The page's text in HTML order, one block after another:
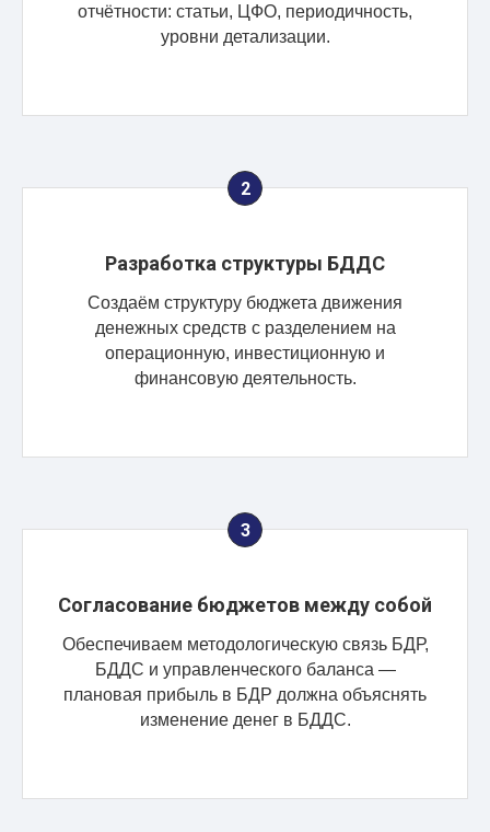
отчётности: статьи, ЦФО, периодичность,
уровни детализации.
Разработка структуры БДДС
Создаём структуру бюджета движения
денежных средств с разделением на
операционную, инвестиционную и
финансовую деятельность.
Согласование бюджетов между собой
Обеспечиваем методологическую связь БДР,
БДДС и управленческого баланса —
плановая прибыль в БДР должна объяснять
изменение денег в БДДС.